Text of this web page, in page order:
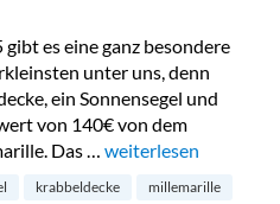
es eine ganz besondere
unter uns, denn
ein Sonnensegel und
von 140€ von dem
Das … „Adventskalender
weiterlesen
krabbeldecke
millemarille